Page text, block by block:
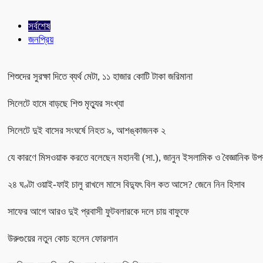
সর্বশেষ
জনপ্রিয়
শিশুদের সুরক্ষা দিতে ব্যর্থ মেটা, ১১ হাজার কোটি টাকা জরিমানা
সিলেটে হামে বাড়ছে শিশু মৃত্যুর সংখ্যা
সিলেটে দুই বাসের সংঘর্ষে নিহত ৯, আশঙ্কাজনক ২
যে কারণে মিসওয়াক করতে বলেছেন মহানবী (সা.), জানুন ইসলামিক ও বৈজ্ঞানিক
২৪ ঘণ্টা ওয়াই-ফাই চালু রাখলে মাসে বিদ্যুৎ বিল কত আসে? জেনে নিন হিসাব
সাফের আগে আরও দুই প্রবাসী ফুটবলারকে দলে চায় বাফুফে
উরুগুয়ের নতুন কোচ হলেন ফোরলান